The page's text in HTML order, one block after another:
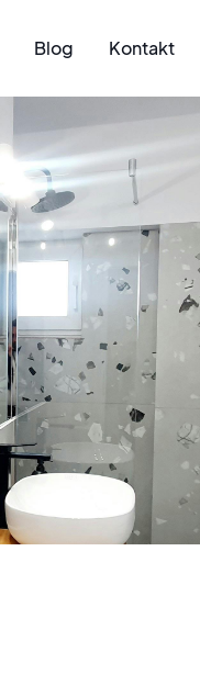
Blog Kontakt